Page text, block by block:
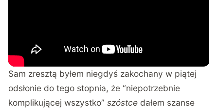
Sam zresztą byłem niegdyś zakochany w piątej
odsłonie do tego stopnia, że “niepotrzebnie
komplikującej wszystko”szóstce dałem szanse